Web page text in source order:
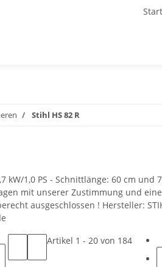
Stihl HS 82 R
kW/1,0 PS - Schnittlänge: 60 cm
mit unserer Zustimmung und
ausgeschlossen ! Hersteller:
Artikel 1 - 20 von 184